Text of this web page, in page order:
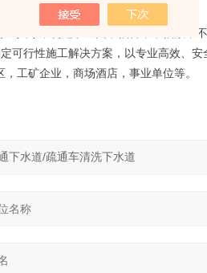
人才，构建了一支不怕苦，不怕累，
可行性施工解决方案，以专业高效、安
工矿企业，商场酒店，事业单位等。